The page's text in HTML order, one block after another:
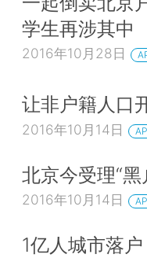
学生再涉其中
2016年10月28日
让非户籍人口
2016年10月14日
北京今受理“
2016年10月14日
1亿人城市落